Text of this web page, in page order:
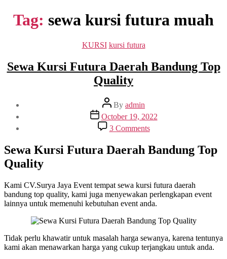
Tag: sewa kursi futura muah
Categories
KURSI kursi futura
Sewa Kursi Futura Daerah Bandung Top
Quality
Post
author
By admin
Post
date
October 19, 2022
3 Commentson
Sewa
Futura
Quality
Sewa Kursi Futura Daerah Bandung Top
Quality
Kami CV.Surya Jaya Event tempat sewa kursi futura daerah
bandung top quality, kami juga menyewakan perlengkapan event
lainnya untuk memenuhi kebutuhan event anda.
Tidak perlu khawatir untuk masalah harga sewanya, karena tentunya
kami akan menawarkan harga yang cukup terjangkau untuk anda.